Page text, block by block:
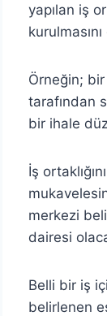
yapılan iş
Örneğin;
tarafından
bir ihale
İş
merkezi
dairesi
Belli bir iş
belirlenen